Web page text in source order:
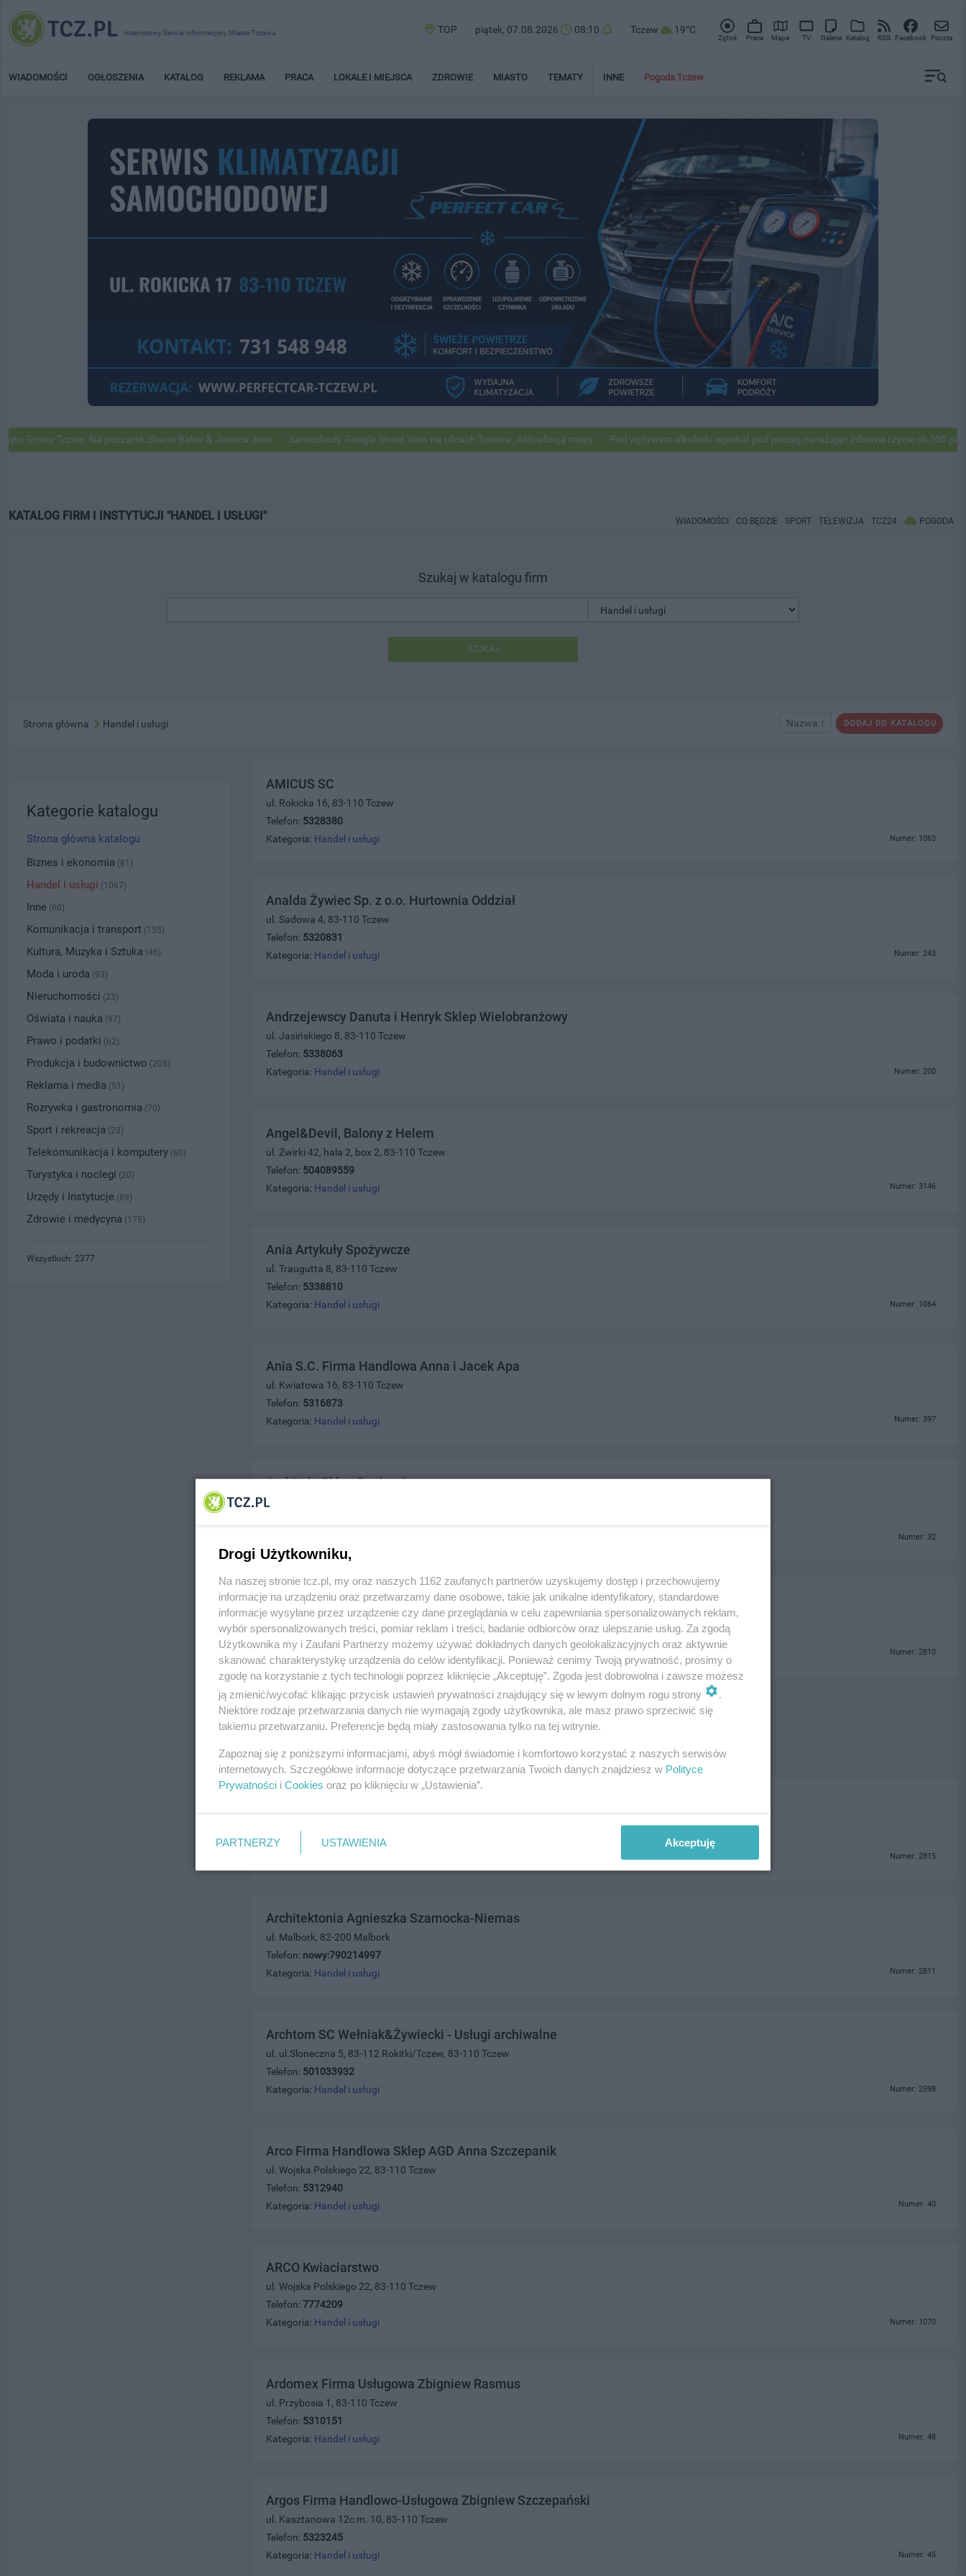
Internetowy Serwis Informacyjny Miasta Tczewa TOP piątek, 07.08.2026 08:10 Tczew 19°C
Zgłoś Praca Mapa TV Galeria Katalog RSS Facebook Poczta
WIADOMOŚCI OGŁOSZENIA KATALOG REKLAMA PRACA LOKALE I MIEJSCA ZDROWIE MIASTO TEMATY INNE Pogoda Tczew
Tczew. Na początek Shaun Baker & Jessica Jean Samochody Google Street View na ulicach Tczewa. Aktualizują mapy Pod wpływem alkoholu wjechał pod pociąg narażając zdrowie i życie ok 500 pasażerów!
KATALOG FIRM I INSTYTUCJI "HANDEL I USŁUGI" WIADOMOŚCI CO BĘDZIE SPORT TELEWIZJA TCZ24 POGODA
Szukaj w katalogu firm
SZUKAJ
DODAJ DO KATALOGU
Nazwa ↑
Strona główna Handel i usługi
AMICUS SC
ul. Rokicka 16, 83-110 Tczew
Telefon: 5328380
Kategoria: Handel i usługi Numer: 1063
Analda Żywiec Sp. z o.o. Hurtownia Oddział
ul. Sadowa 4, 83-110 Tczew
Telefon: 5320831
Kategoria: Handel i usługi Numer: 243
Andrzejewscy Danuta i Henryk Sklep Wielobranżowy
ul. Jasińskiego 8, 83-110 Tczew
Telefon: 5338063
Kategoria: Handel i usługi Numer: 200
Angel&Devil, Balony z Helem
ul. Żwirki 42, hala 2, box 2, 83-110 Tczew
Telefon: 504089559
Kategoria: Handel i usługi Numer: 3146
Ania Artykuły Spożywcze
ul. Traugutta 8, 83-110 Tczew
Telefon: 5338810
Kategoria: Handel i usługi Numer: 1064
Ania S.C. Firma Handlowa Anna i Jacek Apa
ul. Kwiatowa 16, 83-110 Tczew
Telefon: 5316873
Kategoria: Handel i usługi Numer: 397
Architekt Sklep Papierniczy
ul. Żwirki 47, 83-110 Tczew
Numer: 32
Architektonia
ul. Malbork, 82-200 Malbork
Telefon:516346052
Kategoria:
Handel i usługi Numer: 2810
Telefon:
790214997
Kategoria:
Numer: 2815
Architektonia Agnieszka Szamocka-Niemas
ul. Malbork, 82-200 Malbork
Telefon: nowy:790214997
Kategoria: Handel i usługi Numer: 2811
Archtom SC Wełniak&Żywiecki - Usługi archiwalne
ul. ul.Sloneczna 5, 83-112 Rokitki/Tczew, 83-110 Tczew
Telefon: 501033932
Kategoria: Handel i usługi Numer: 2598
Arco Firma Handlowa Sklep AGD Anna Szczepanik
ul. Wojska Polskiego 22, 83-110 Tczew
Telefon: 5312940
Kategoria: Handel i usługi Numer: 40
ARCO Kwiaciarstwo
ul. Wojska Polskiego 22, 83-110 Tczew
Telefon: 7774209
Kategoria: Handel i usługi Numer: 1070
Ardomex Firma Usługowa Zbigniew Rasmus
ul. Przybosia 1, 83-110 Tczew
Telefon: 5310151
Kategoria: Handel i usługi Numer: 48
Argos Firma Handlowo-Usługowa Zbigniew Szczepański
ul. Kasztanowa 12c m. 10, 83-110 Tczew
Telefon: 5323245
Kategoria: Handel i usługi Numer: 45
Kategorie katalogu
Strona główna katalogu
Biznes i ekonomia (81)
Handel i usługi (1067)
Inne (60)
Komunikacja i transport (155)
Kultura, Muzyka i Sztuka (46)
Moda i uroda (93)
Nieruchomości (23)
Oświata i nauka (97)
Prawo i podatki (62)
Produkcja i budownictwo (205)
Reklama i media (51)
Rozrywka i gastronomia (70)
Sport i rekreacja (23)
Telekomunikacja i komputery (60)
Turystyka i noclegi (20)
Urzędy i Instytucje (89)
Zdrowie i medycyna (175)
Wszystkich: 2377
Drogi Użytkowniku,
Na naszej stronie tcz.pl, my oraz naszych 1162 zaufanych partnerów uzyskujemy dostęp i przechowujemy
informacje na urządzeniu oraz przetwarzamy dane osobowe, takie jak unikalne identyfikatory, standardowe
informacje wysyłane przez urządzenie czy dane przeglądania w celu zapewniania spersonalizowanych reklam,
wybór spersonalizowanych treści, pomiar reklam i treści, badanie odbiorców oraz ulepszanie usług. Za zgodą
Użytkownika my i Zaufani Partnerzy możemy używać dokładnych danych geolokalizacyjnych oraz aktywnie
skanować charakterystykę urządzenia do celów identyfikacji. Ponieważ cenimy Twoją prywatność, prosimy o
zgodę na korzystanie z tych technologii poprzez kliknięcie „Akceptuję”. Zgoda jest dobrowolna i zawsze możesz
ją zmienić/wycofać klikając przycisk ustawień prywatności znajdujący się w lewym dolnym rogu strony
.
Niektóre rodzaje przetwarzania danych nie wymagają zgody użytkownika, ale masz prawo sprzeciwić się
takiemu przetwarzaniu. Preferencje będą miały zastosowania tylko na tej witrynie.
Zapoznaj się z poniższymi informacjami, abyś mógł świadomie i komfortowo korzystać z naszych serwisów
internetowych. Szczegółowe informacje dotyczące przetwarzania Twoich danych znajdziesz w Polityce
Prywatności i Cookies oraz po kliknięciu w „Ustawienia”.
PARTNERZY USTAWIENIA Akceptuję